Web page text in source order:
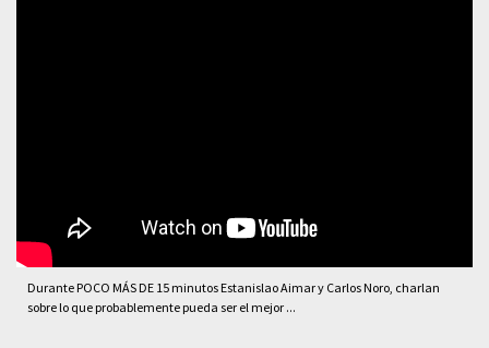
Durante POCO MÁS DE 15 minutos Estanislao Aimar y Carlos Noro, charlan
sobre lo que probablemente pueda ser el mejor ...